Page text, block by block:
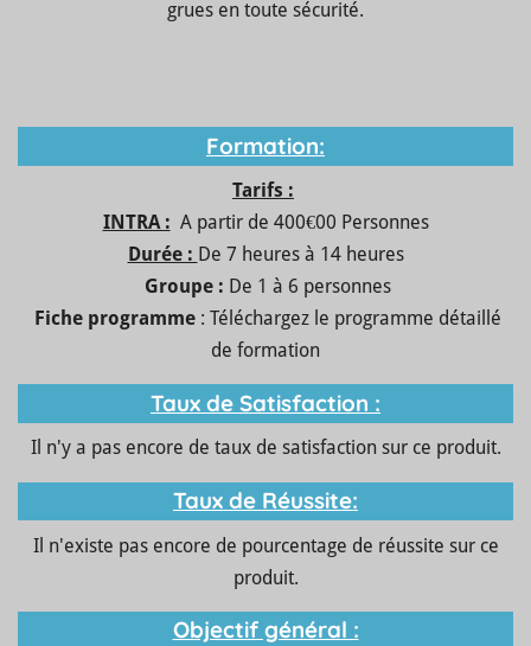
grues en toute sécurité.
Formation:
Tarifs :
INTRA : A partir de 400€00 Personnes
Durée : De 7 heures à 14 heures
Groupe : De 1 à 6 personnes
Fiche programme : Téléchargez le programme détaillé
de formation
Taux de Satisfaction :
Il n'y a pas encore de taux de satisfaction sur ce produit.
Taux de Réussite:
Il n'existe pas encore de pourcentage de réussite sur ce
produit.
Objectif général :